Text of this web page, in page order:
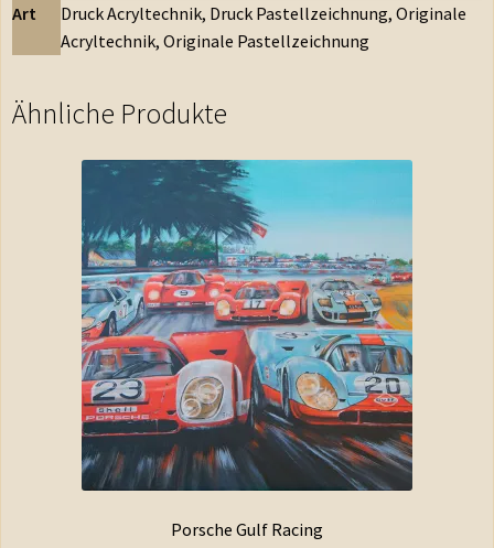
Art
Druck Acryltechnik, Druck Pastellzeichnung, Originale
Acryltechnik, Originale Pastellzeichnung
Ähnliche Produkte
Porsche Gulf Racing